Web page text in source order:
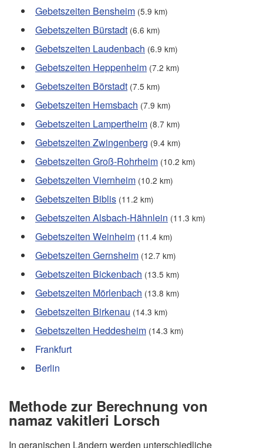
Gebetszeiten Bensheim (5.9 km)
Gebetszeiten Bürstadt (6.6 km)
Gebetszeiten Laudenbach (6.9 km)
Gebetszeiten Heppenheim (7.2 km)
Gebetszeiten Börstadt (7.5 km)
Gebetszeiten Hemsbach (7.9 km)
Gebetszeiten Lampertheim (8.7 km)
Gebetszeiten Zwingenberg (9.4 km)
Gebetszeiten Groß-Rohrheim (10.2 km)
Gebetszeiten Viernheim (10.2 km)
Gebetszeiten Biblis (11.2 km)
Gebetszeiten Alsbach-Hähnlein (11.3 km)
Gebetszeiten Weinheim (11.4 km)
Gebetszeiten Gernsheim (12.7 km)
Gebetszeiten Bickenbach (13.5 km)
Gebetszeiten Mörlenbach (13.8 km)
Gebetszeiten Birkenau (14.3 km)
Gebetszeiten Heddesheim (14.3 km)
Frankfurt
Berlin
Methode zur Berechnung von
namaz vakitleri Lorsch
In geranischen Ländern werden unterschiedliche